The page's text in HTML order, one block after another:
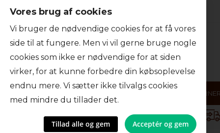
Skip
to
Content
FRØ OG KERNER
Danmarks største udvalg af nødder
Vores brug af cookies
Vi bruger de nødvendige cookies for at få vores
side til at fungere. Men vi vil gerne bruge nogle
cookies som ikke er nødvendige for at siden
virker, for at kunne forbedre din købsoplevelse
endnu mere. Vi sætter ikke tilvalgs cookies
med mindre du tillader det.
Tillad alle og gem Acceptér og gem